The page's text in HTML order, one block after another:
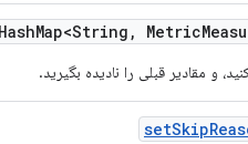
Map<String , Metric
و مقادیر قبلی را نادیده بگیرید.
setSkip